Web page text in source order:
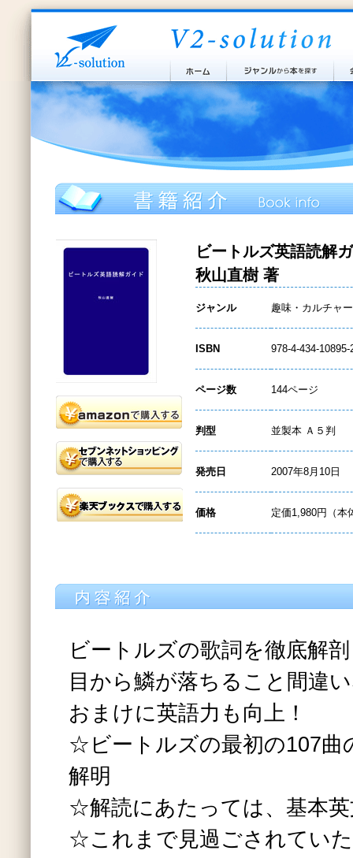
ビートルズ英語読解
秋山直樹 著
ジャンル 趣味・カルチャー
ISBN 978-4-434-10895-
ページ数 144ページ
判型 並製本 Ａ５判
発売日 2007年8月10日
価格 定価1,980円（本
ビートルズの歌詞を徹底解
目から鱗が落ちること間違
おまけに英語力も向上！
☆ビートルズの最初の107曲
解明
☆解読にあたっては、基本
☆これまで見過ごされてい